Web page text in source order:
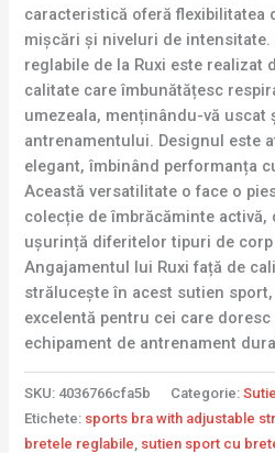
caracteristică oferă flexibilitatea
mișcări și niveluri de
reglabile de la Ruxi este realizat
calitate care îmbunătățesc
umezeala, menținându-vă
antrenamentului. Designul este
elegant, îmbinând performanța
Această versatilitate o face o
colecție de îmbrăcăminte activă,
ușurință diferitelor tipuri de
Angajamentul lui Ruxi față de
strălucește în acest sutien
excelentă pentru cei care
echipament de antrenament
SKU: 4036766cfa5b Categorie:
Etichete: sports bra with adjustable
bretele reglabile sutien sport cu